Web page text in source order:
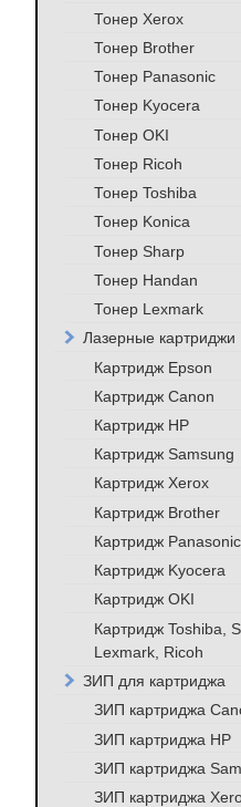
Тонер Xerox
Тонер Brother
Тонер Panasonic
Тонер Kyocera
Тонер OKI
Тонер Ricoh
Тонер Toshiba
Тонер Konica
Тонер Sharp
Тонер Handan
Тонер Lexmark
Лазерные картриджи
Картридж Epson
Картридж Canon
Картридж HP
Картридж Samsung
Картридж Xerox
Картридж Brother
Картридж Panasonic
Картридж Kyocera
Картридж OKI
Картридж Toshiba,
Lexmark, Ricoh
ЗИП для картриджа
ЗИП картриджа
ЗИП картриджа HP
ЗИП картриджа
ЗИП картриджа